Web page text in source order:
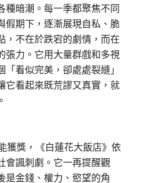
種暗潮。每一季都聚焦不同
假期下，逐漸展現自私、脆
，不在於跌宕的劇情，而在
張力。它用大量群戲和多視
看似完美，卻處處裂縫」
它看起來既荒謬又真實，就
獲獎，《白蓮花大飯店》依
會諷刺劇。它一再提醒觀
是金錢、權力、慾望的角